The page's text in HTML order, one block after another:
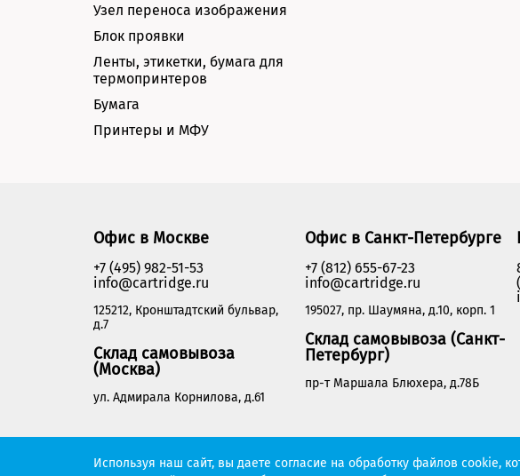
Узел переноса изображения
Блок проявки
Ленты, этикетки, бумага для
термопринтеров
Бумага
Принтеры и МФУ
Офис в Москве
+7 (495) 982-51-53
info@cartridge.ru
125212, Кронштадтский бульвар,
д.7
Склад самовывоза
(Москва)
ул. Адмирала Корнилова, д.61
Офис в Санкт-Петербурге
+7 (812) 655-67-23
info@cartridge.ru
195027, пр. Шаумяна, д.10, корп. 1
Склад самовывоза (Санкт-
Петербург)
пр-т Маршала Блюхера, д.78Б
Cartridge.ru 2012-2026. Все права защищены
Используя наш сайт, вы даете согласие на обработку файлов cookie,